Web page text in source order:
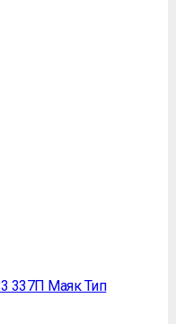
337П Маяк Тип